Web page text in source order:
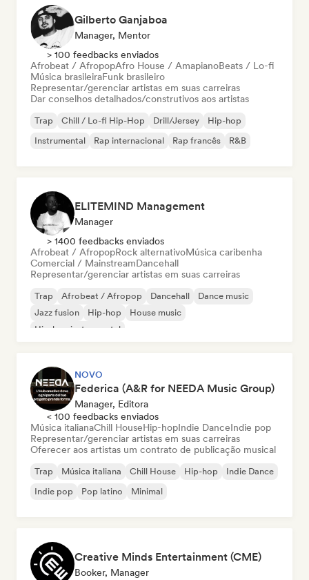
Gilberto Ganjaboa
Manager, Mentor
> 100 feedbacks enviados
Afrobeat / AfropopAfro House / AmapianoBeats / Lo-fi
Música brasileiraFunk brasileiro
Representar/gerenciar artistas em suas carreiras
Dar conselhos detalhados/construtivos aos artistas
Trap Chill / Lo-fi Hip-Hop Drill/Jersey
Hip-hop
Instrumental
Rap internacional Rap francês R&B
ELITEMIND Management
Manager
> 1400 feedbacks enviados
Afrobeat / AfropopRock alternativoMúsica caribenha
Comercial / MainstreamDancehall
Representar/gerenciar artistas em suas carreiras
Trap Afrobeat / Afropop Dancehall
Dance music
Jazz fusion
Hip-hop
House music
Hip-hop instrumental
NOVO
Federica (A&R for NEEDA Music Group)
Manager, Editora
< 100 feedbacks enviados
Música italianaChill HouseHip-hopIndie DanceIndie pop
Representar/gerenciar artistas em suas carreiras
Oferecer aos artistas um contrato de publicação musical
Trap Música italiana Chill House Hip-hop
Indie Dance
Indie pop
Pop latino Minimal
Creative Minds Entertainment (CME)
Booker, Manager